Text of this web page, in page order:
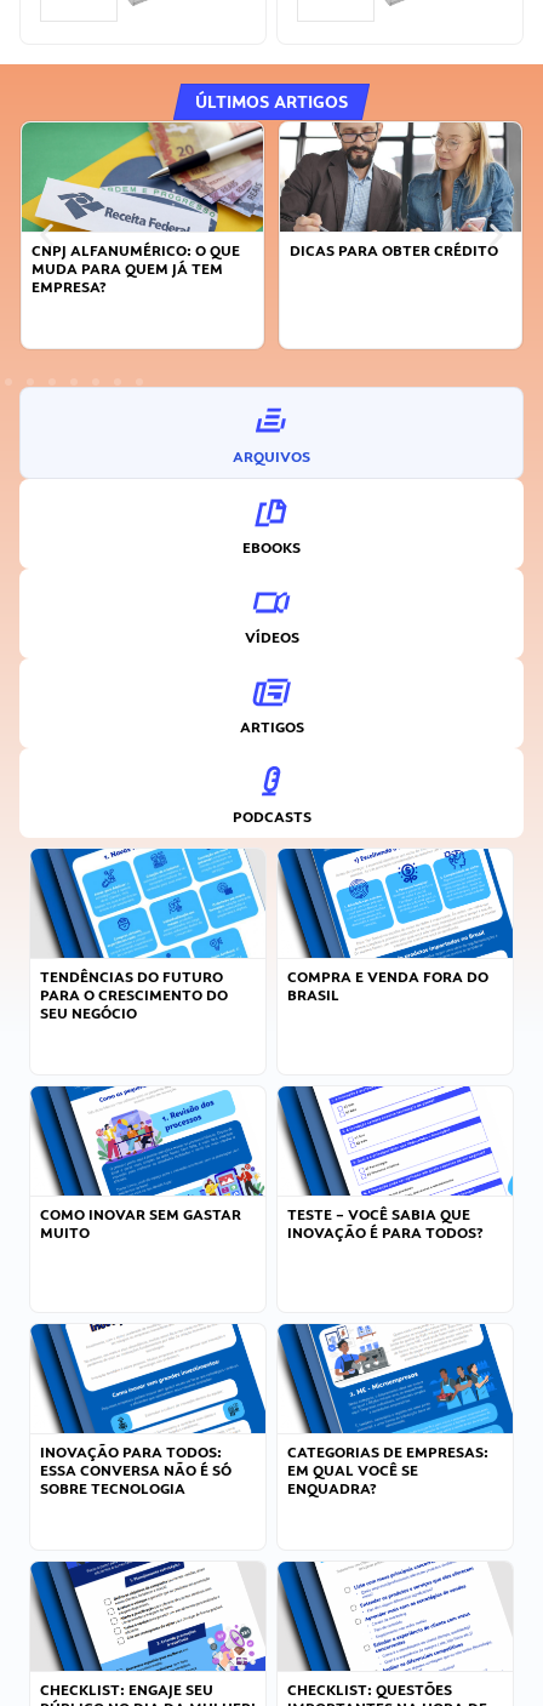
ÚLTIMOS ARTIGOS
DICAS PARA OBTER CRÉDITO
FAÇA A DIFERENÇA: SEJA
ARQUIVOS
EBOOKS
VÍDEOS
ARTIGOS
PODCASTS
TENDÊNCIAS DO FUTURO
PARA O CRESCIMENTO DO
SEU NEGÓCIO
COMPRA E VENDA FORA DO
BRASIL
COMO INOVAR SEM GASTAR
MUITO
TESTE – VOCÊ SABIA QUE
INOVAÇÃO É PARA TODOS?
INOVAÇÃO PARA TODOS:
ESSA CONVERSA NÃO É SÓ
SOBRE TECNOLOGIA
CATEGORIAS DE EMPRESAS:
EM QUAL VOCÊ SE
ENQUADRA?
CHECKLIST: ENGAJE SEU
CHECKLIST: QUESTÕES